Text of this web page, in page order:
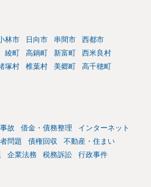
林市 日向市 串間市
西都市
綾町 高鍋町 新富町
西米良村
塚村 椎葉村 美郷町
高千穂町
故 借金・債務整理
インターネット
問題 債権回収
不動産・住まい
企業法務 税務訴訟 行政事件